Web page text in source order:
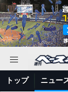
トップ ニュー